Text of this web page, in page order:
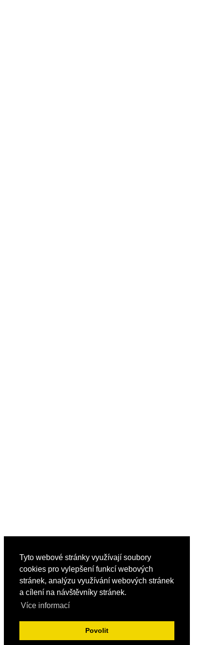
Tyto webové stránky využívají soubory
cookies pro vylepšení funkcí webových
stránek, analýzu využívání webových stránek
a cílení na návštěvníky stránek.
Více informací
Povolit